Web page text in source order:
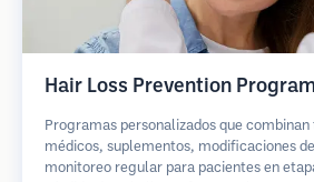
Hair Loss Prevention
Programas personalizados que
médicos, suplementos, modificaciones
monitoreo regular para pacientes en